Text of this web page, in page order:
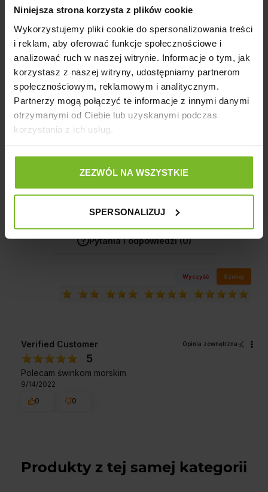
Niniejsza strona korzysta z plików cookie
Wykorzystujemy pliki cookie do spersonalizowania treści
i reklam, aby oferować funkcje społecznościowe i
analizować ruch w naszej witrynie. Informacje o tym, jak
korzystasz z naszej witryny, udostępniamy partnerom
społecznościowym, reklamowym i analitycznym.
Partnerzy mogą połączyć te informacje z innymi danymi
otrzymanymi od Ciebie lub uzyskanymi podczas
korzystania z ich usług.
ZEZWÓL NA WSZYSTKIE
SPERSONALIZUJ
JABŁKOWE 3.2 KG
5.0
z całego okresu
zebranych i zweryfikowanych przez
5
4 0%
3
2
Jak zbieramy opinie?
Opinie klientów
Pytania i odpowiedzi (0)
Wyczyść Szukaj
Verified Customer Opinia zewnętrzna
5
Polecam świnkom morskim
9/14/2022
0
0
Produkty z tej samej kategorii